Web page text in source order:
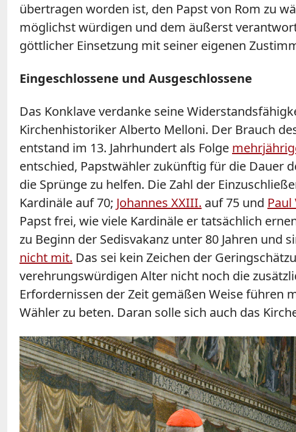
übertragen worden ist, den Papst von Rom zu
möglichst würdigen und dem äußerst
göttlicher Einsetzung mit seiner eigenen
Eingeschlossene und Ausgeschlossene
Das Konklave verdanke seine
Kirchenhistoriker Alberto Melloni. Der Brauch
entstand im 13. Jahrhundert als Folge
entschied, Papstwähler zukünftig für die Dauer
die Sprünge zu helfen. Die Zahl der
Kardinäle auf 70; Johannes XXIII. auf 75 und Paul
Papst frei, wie viele Kardinäle er tatsächlich
zu Beginn der Sedisvakanz unter 80 Jahren und
nicht mit. Das sei kein Zeichen der
verehrungswürdigen Alter nicht noch die
Erfordernissen der Zeit gemäßen Weise führen
Wähler zu beten. Daran solle sich auch das